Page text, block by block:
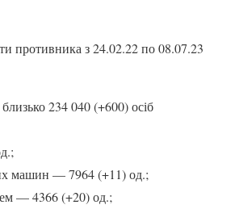
противника з 24.02.22 по 08.07.23
234 040 (+600) осіб
машин — 7964 (+11) од.;
— 4366 (+20) од.;